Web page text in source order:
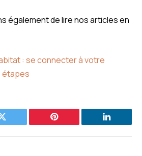
également de lire nos articles en
: se connecter à votre
étapes
Twitter Pinterest LinkedIn